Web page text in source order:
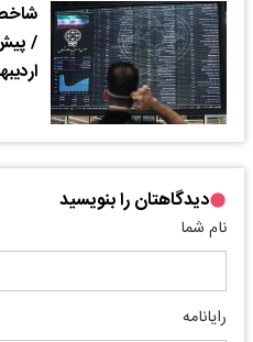
دیدگاهتان را بنویسید
نام شما
رایانامه